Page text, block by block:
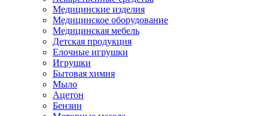
Медицинские изделия
Медицинское оборудование
Медицинская мебель
Детская продукция
Елочные игрушки
Игрушки
Бытовая химия
Мыло
Ацетон
Бензин